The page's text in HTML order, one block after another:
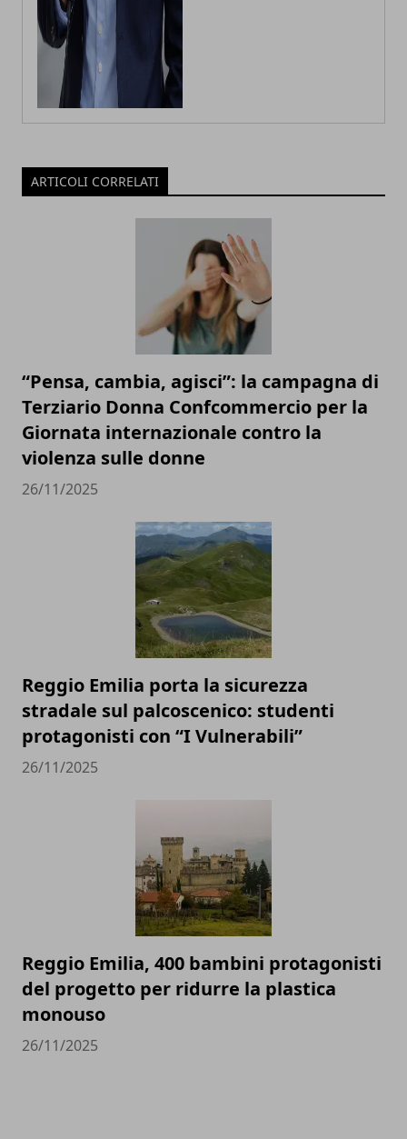
ARTICOLI CORRELATI
“Pensa, cambia, agisci”: la campagna di
Terziario Donna Confcommercio per la
Giornata internazionale contro la
violenza sulle donne
26/11/2025
Reggio Emilia porta la sicurezza
stradale sul palcoscenico: studenti
protagonisti con “I Vulnerabili”
26/11/2025
Reggio Emilia, 400 bambini protagonisti
del progetto per ridurre la plastica
monouso
26/11/2025